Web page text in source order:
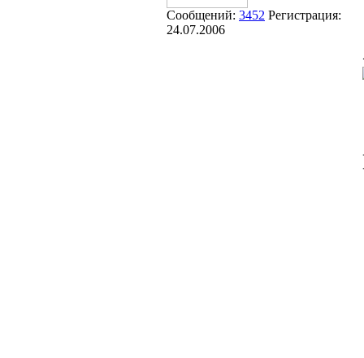
Сообщений: 3452 Регистрация:
24.07.2006